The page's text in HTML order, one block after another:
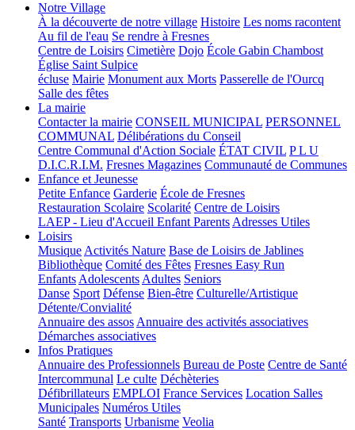
Notre Village
À la découverte de notre village Histoire Les noms racontent
Au fil de l'eau Se rendre à Fresnes
Centre de Loisirs Cimetière Dojo École Gabin Chambost
Église Saint Sulpice
écluse Mairie Monument aux Morts Passerelle de l'Ourcq
Salle des fêtes
La mairie
Contacter la mairie CONSEIL MUNICIPAL PERSONNEL
COMMUNAL Délibérations du Conseil
Centre Communal d'Action Sociale ÉTAT CIVIL P L U
D.I.C.R.I.M. Fresnes Magazines Communauté de Communes
Enfance et Jeunesse
Petite Enfance Garderie École de Fresnes
Restauration Scolaire Scolarité Centre de Loisirs
LAEP - Lieu d'Accueil Enfant ParentsAdresses Utiles
Loisirs
MusiqueActivités Nature Base de Loisirs de Jablines
Bibliothèque Comité des Fêtes Fresnes Easy Run
EnfantsAdolescentsAdultes Seniors
Danse Sport Défense Bien-être Culturelle/Artistique
Détente/Convialité
Annuaire des assosAnnuaire des activités associatives
Démarches associatives
Infos Pratiques
Annuaire des Professionnels Bureau de Poste Centre de Santé
Intercommunal Le culte Déchèteries
Défibrillateurs EMPLOI France Services Location Salles
Municipales Numéros Utiles
Santé Transports Urbanisme Veolia